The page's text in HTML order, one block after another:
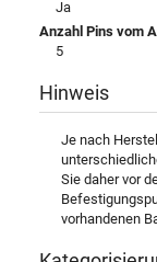
Ja
Anzahl Pins vom
5
Hinweis
Je nach
Sie daher vor
vorhandenen